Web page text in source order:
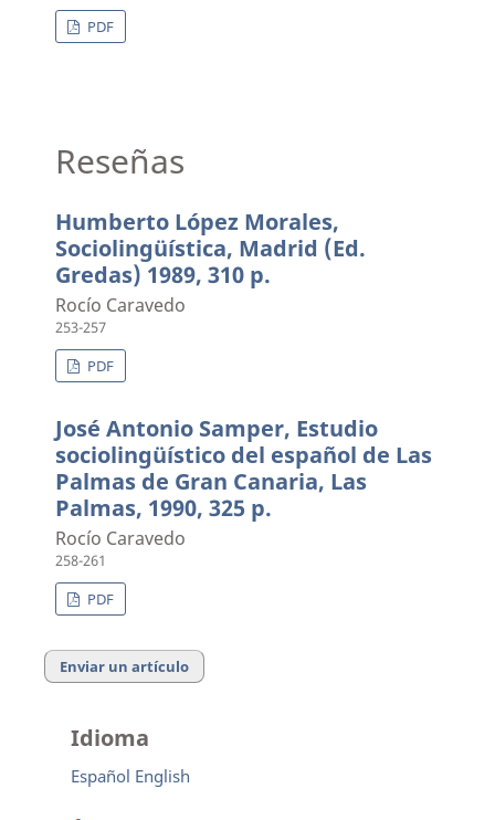
PDF
Reseñas
Humberto López Morales,
Sociolingüística, Madrid (Ed.
Gredas) 1989, 310 p.
Rocío Caravedo
253-257
PDF
José Antonio Samper, Estudio
sociolingüístico del español de Las
Palmas de Gran Canaria, Las
Palmas, 1990, 325 p.
Rocío Caravedo
258-261
PDF
Enviar un artículo
Idioma
Español English